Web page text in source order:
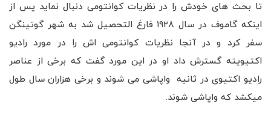
تا بحث های خودش را در نظریات کوانتومی دنبال نماید پس از
اینکه گاموف در سال ۱۹۲۸ فارغ التحصیل شد به شهر گوتینگن
سفر کرد و در آنجا نظریات کوانتومی اش را در مورد رادیو
اکتیویته گسترش داد او در این مورد گفت که برخی از عناصر
رادیو اکتیوی در ثانیه واپاشی می شوند و برخی هزاران سال طول
میکشد که واپاشی شوند.